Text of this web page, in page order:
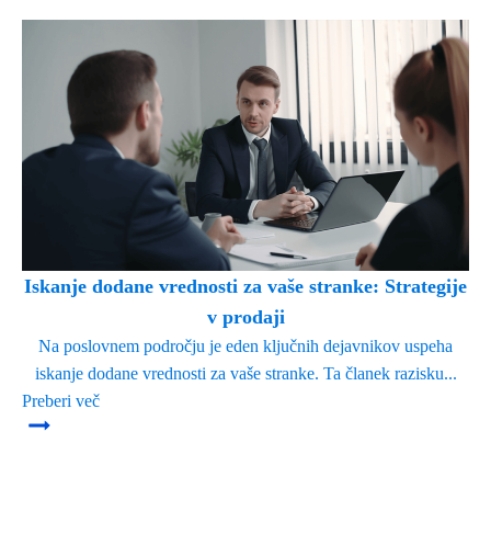
Iskanje dodane vrednosti za vaše stranke: Strategije
v prodaji
Na poslovnem področju je eden ključnih dejavnikov uspeha
iskanje dodane vrednosti za vaše stranke. Ta članek razisku...
Preberi več